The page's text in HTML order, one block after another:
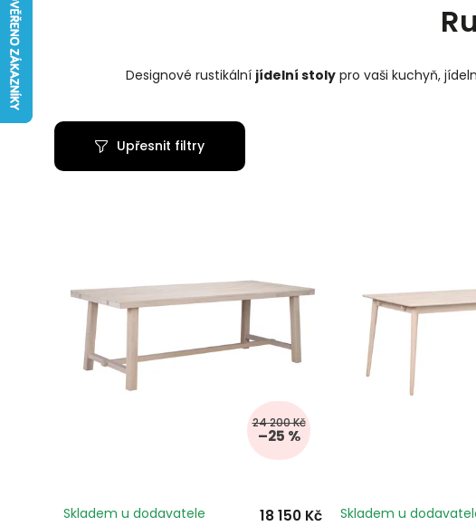
Světla skladem
Doplňky a
Nádobí skladem
Designové rustikální jídelní stoly pro vaši kuchyň,
Upřesnit filtry
24 200 Kč
–25 %
Skladem u dodavatele 18 150 Kč Skladem u